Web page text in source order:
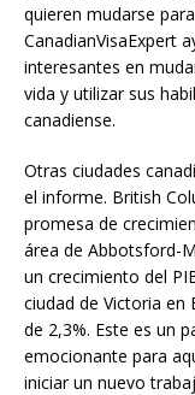
quieren mudarse
CanadianVisaExpert
interesantes en
vida y utilizar sus
canadiense.
Otras ciudades
el informe. British
promesa de
área de Abbotsford-
un crecimiento del
ciudad de Victoria en
de 2,3%. Este es un
emocionante para
iniciar un nuevo